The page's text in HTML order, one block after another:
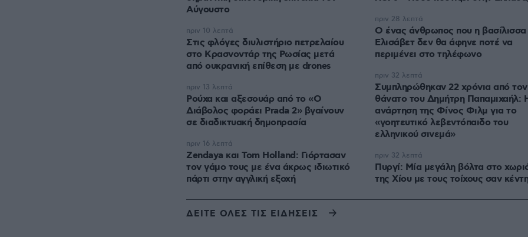
Αύγουστο
Στις φλόγες διυλιστήριο πετρελαίου
στο Κρασνοντάρ της Ρωσίας μετά
από ουκρανική επίθεση με drones
πριν 10 λεπτά
Ρούχα και αξεσουάρ από το «Ο
Διάβολος φοράει Prada 2» βγαίνουν
σε διαδικτυακή δημοπρασία
πριν 13 λεπτά
Zendaya και Tom Holland: Γιόρτασαν
τον γάμο τους με ένα άκρως ιδιωτικό
πάρτι στην αγγλική εξοχή
πριν 16 λεπτά
Ο ένας άνθρωπος που η βασίλισσα
Ελισάβετ δεν θα άφηνε ποτέ να
περιμένει στο τηλέφωνο
πριν 28 λεπτά
Συμπληρώθηκαν 22 χρόνια από τον
θάνατο του Δημήτρη Παπαμιχαήλ:
ανάρτηση της Φίνος Φιλμ για το
«γοητευτικό λεβεντόπαιδο του
ελληνικού σινεμά»
πριν 32 λεπτά
Πυργί: Mία μεγάλη βόλτα στο
της Χίου με τους τοίχους σαν
πριν 32 λεπτά
ΔΕΙΤΕ ΟΛΕΣ ΤΙΣ ΕΙΔΗΣΕΙΣ